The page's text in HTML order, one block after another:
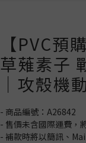
【PVC預
草薙素子
｜攻殼機
- 商品編號：A26842
- 售價未含國際運費，
- 補款時將以簡訊、